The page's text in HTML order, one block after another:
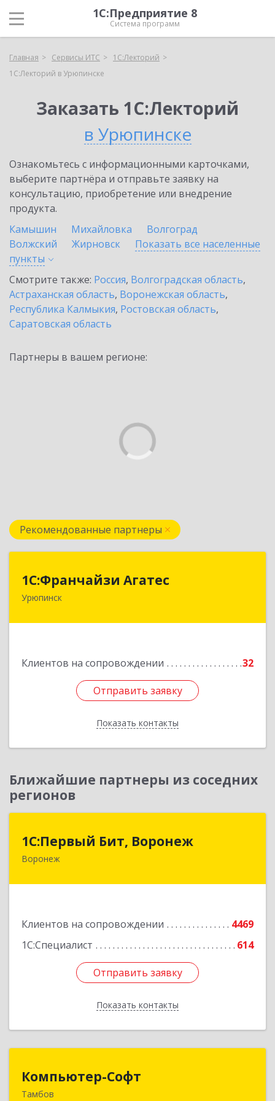
1С:Предприятие 8
Система программ
Главная Сервисы ИТС
1С:Лекторий
1С:Лекторий в Урюпинске
Заказать 1С:Лекторий
в Урюпинске
Ознакомьтесь с информационными карточками,
выберите партнёра и отправьте заявку на
консультацию, приобретение или внедрение
продукта.
Камышин
Михайловка
Волгоград
Волжский
Жирновск
Показать все населенные
пункты
Смотрите также: Россия, Волгоградская область,
Астраханская область, Воронежская область,
Республика Калмыкия, Ростовская область,
Саратовская область
Партнеры в вашем регионе:
Рекомендованные партнеры
1С:Франчайзи Агатес
Урюпинск
Клиентов на сопровождении 32
Отправить заявку
Показать контакты
403113, Волгоградская обл, Урюпинск г, Ленина
Отправить заявку
Назад
Ближайшие партнеры из соседних
регионов
1С:Первый Бит, Воронеж
Воронеж
Клиентов на сопровождении
4469
1С:Специалист
614
Отправить заявку
Показать контакты
1С:Первый Бит, Воронеж
394006, Воронежская обл, Воронеж г, 20-летия
Отправить заявку
Назад
Компьютер-Софт
Тамбов
392000, Тамбовская обл, Тамбов г, Советская